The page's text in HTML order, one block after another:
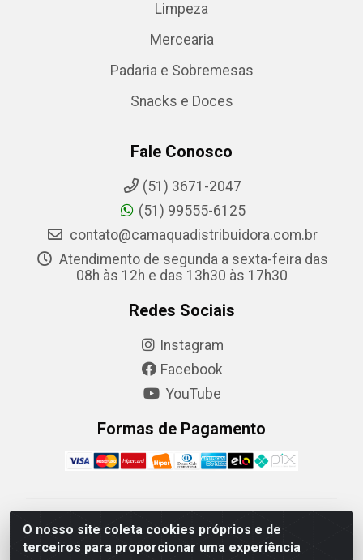
O nosso site coleta cookies próprios e de
terceiros para proporcionar uma experiência
Limpeza
Mercearia
Padaria e Sobremesas
Snacks e Doces
Fale Conosco
(51) 3671-2047
(51) 99555-6125
contato@camaquadistribuidora.com.br
Atendimento de segunda a sexta-feira das
08h às 12h e das 13h30 às 17h30
Redes Sociais
Instagram
Facebook
YouTube
Formas de Pagamento
Camaquã Distribuidora Ltda - Avenida Conego Luiz W
Hanquet, 1001 - Parque Residencial do Arroio Duro,